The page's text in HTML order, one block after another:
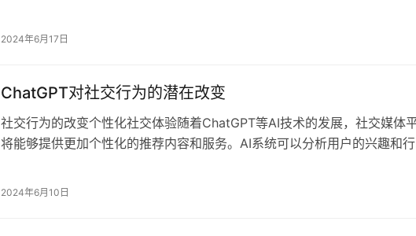
2024年6月17日
ChatGPT对社交行为的潜在改变
社交行为的改变个性化社交体验随着ChatGPT等AI技术的发展，社交媒体
将能够提供更加个性化的推荐内容和服务。AI系统可以分析用户的兴趣和行
2024年6月10日